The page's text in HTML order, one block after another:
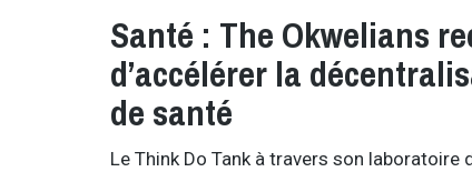
Santé : The Okwelians
d’accélérer la
de santé
Le Think Do Tank à travers son laboratoire